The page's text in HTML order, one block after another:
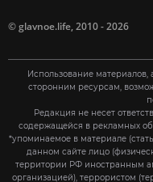
©glavnoe.life, 2010 - 2026
Использование
сторонним ресурсам,
Редакция не несет
содержащейся в рекламных
*упоминаемое в материале
данном сайте лицо
территории РФ иностранным
организацией), террористом